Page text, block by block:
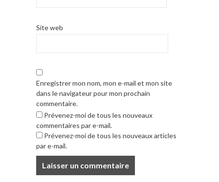
Site web
Enregistrer mon nom, mon e-mail et mon site
dans le navigateur pour mon prochain
commentaire.
Prévenez-moi de tous les nouveaux
commentaires par e-mail.
Prévenez-moi de tous les nouveaux articles
par e-mail.